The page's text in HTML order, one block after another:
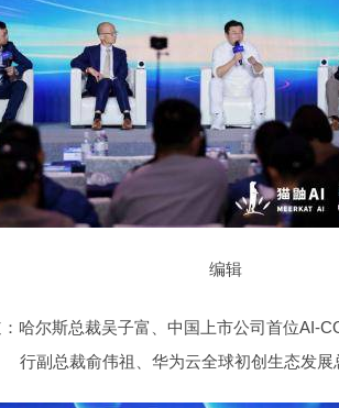
编辑
哈尔斯总裁吴子富、中国上市公司首位AI-
行副总裁俞伟祖、华为云全球初创生态发展